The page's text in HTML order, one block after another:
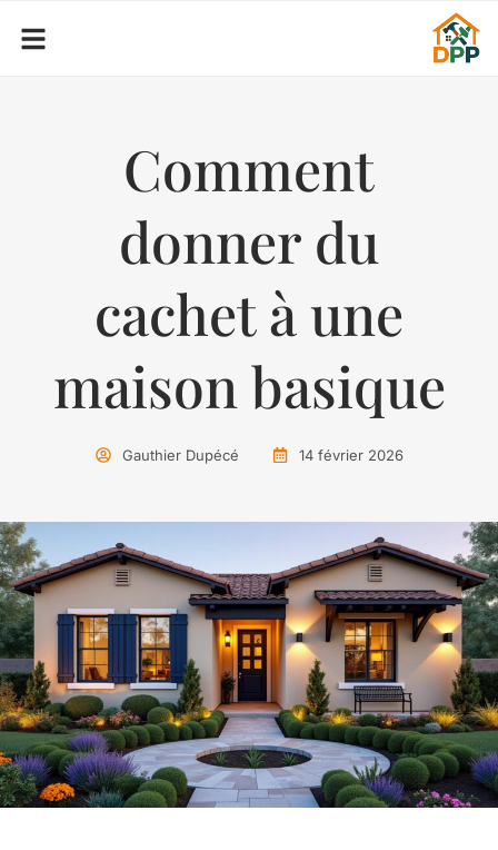
Comment
donner du
cachet à une
maison basique
Gauthier Dupécé 14 février 2026